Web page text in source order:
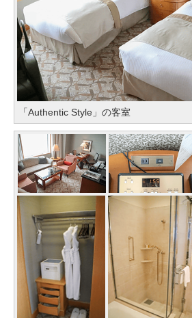
「Authentic Style」の客室